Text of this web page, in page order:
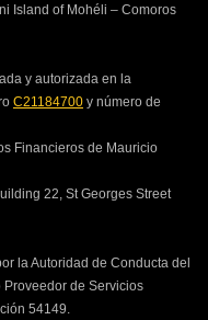
Island of Mohéli – Comoros
y autorizada en la
C21184700 y número de
Financieros de Mauricio
22, St Georges Street
la Autoridad de Conducta del
Proveedor de Servicios
54149.